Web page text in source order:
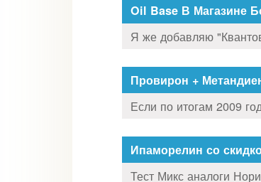
Oil Base В Магазине
Я же добавляю
Провирон +
Если по итогам 2009
Ипаморелин со
Тест Микс аналоги